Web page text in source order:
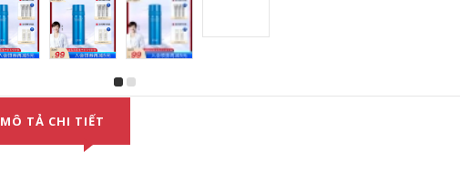
giữ ẩm, giữ ẩm và
cải thiện làn da mịn
màng Chăm sóc da
II vitamin c serum
561
Sáu tinh chất
nhăn làm săn chắc
da làm mới chống
MÔ TẢ CHI TIẾT